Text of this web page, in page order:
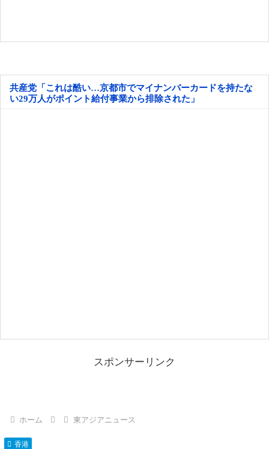
共産党「これは酷い…京都市でマイナンバーカードを持たな
い29万人がポイント給付事業から排除された」
スポンサーリンク
ホーム 東アジアニュース
香港